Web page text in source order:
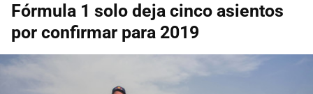
Fórmula 1 solo deja cinco asientos
por confirmar para 2019